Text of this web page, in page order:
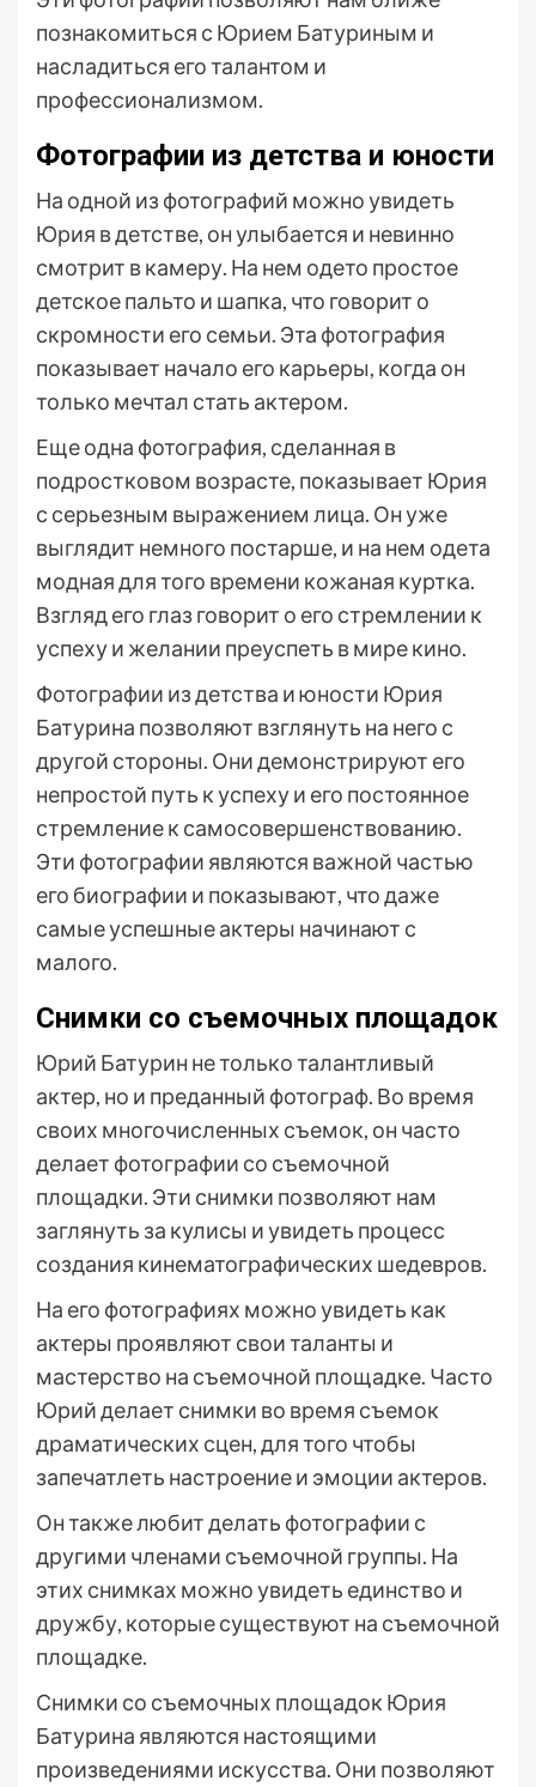
познакомиться с Юрием Батуриным и
насладиться его талантом и
профессионализмом.
Фотографии из детства и юности
На одной из фотографий можно увидеть
Юрия в детстве, он улыбается и невинно
смотрит в камеру. На нем одето простое
детское пальто и шапка, что говорит о
скромности его семьи. Эта фотография
показывает начало его карьеры, когда он
только мечтал стать актером.
Еще одна фотография, сделанная в
подростковом возрасте, показывает Юрия
с серьезным выражением лица. Он уже
выглядит немного постарше, и на нем одета
модная для того времени кожаная куртка.
Взгляд его глаз говорит о его стремлении к
успеху и желании преуспеть в мире кино.
Фотографии из детства и юности Юрия
Батурина позволяют взглянуть на него с
другой стороны. Они демонстрируют его
непростой путь к успеху и его постоянное
стремление к самосовершенствованию.
Эти фотографии являются важной частью
его биографии и показывают, что даже
самые успешные актеры начинают с
малого.
Снимки со съемочных площадок
Юрий Батурин не только талантливый
актер, но и преданный фотограф. Во время
своих многочисленных съемок, он часто
делает фотографии со съемочной
площадки. Эти снимки позволяют нам
заглянуть за кулисы и увидеть процесс
создания кинематографических шедевров.
На его фотографиях можно увидеть как
актеры проявляют свои таланты и
мастерство на съемочной площадке. Часто
Юрий делает снимки во время съемок
драматических сцен, для того чтобы
запечатлеть настроение и эмоции актеров.
Он также любит делать фотографии с
другими членами съемочной группы. На
этих снимках можно увидеть единство и
дружбу, которые существуют на съемочной
площадке.
Снимки со съемочных площадок Юрия
Батурина являются настоящими
произведениями искусства. Они позволяют